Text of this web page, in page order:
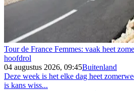
Tour de France Femmes: vaak heet
hoofdrol
04 augustus 2026, 09:45Buitenland
Deze week is het elke dag heet
is kans wiss...